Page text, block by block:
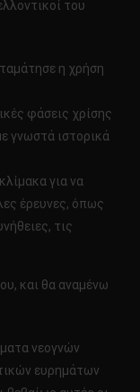
του
η χρήση
φάσεις χρίσης
γνωστά ιστορικά
για να
έρευνες, όπως
τις
και θα αναμένω
νεογνών
ευρημάτων